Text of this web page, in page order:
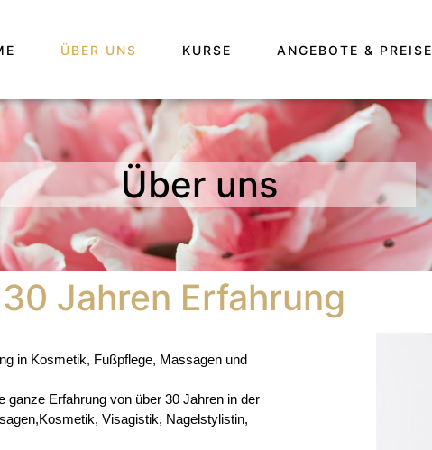
ÜBER UNS KURSE ANGEBOTE & PREISE
Über uns
Jahren Erfahrung
in Kosmetik, Fußpflege, Massagen und
ganze Erfahrung von über 30 Jahren in der
Kosmetik, Visagistik, Nagelstylistin,